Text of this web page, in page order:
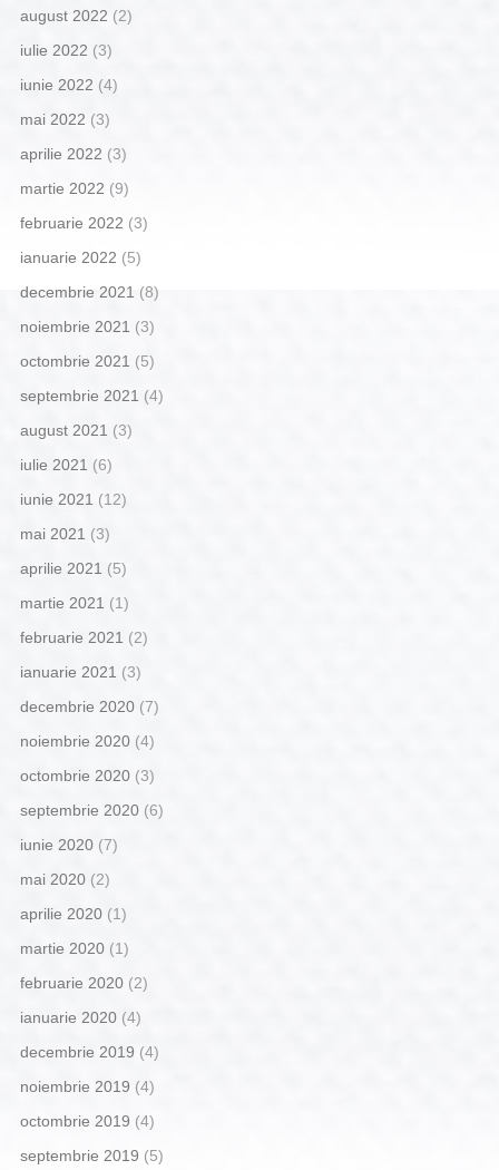
august 2022 (2)
iulie 2022 (3)
iunie 2022 (4)
mai 2022 (3)
aprilie 2022 (3)
martie 2022 (9)
februarie 2022 (3)
ianuarie 2022 (5)
decembrie 2021 (8)
noiembrie 2021 (3)
octombrie 2021 (5)
septembrie 2021 (4)
august 2021 (3)
iulie 2021 (6)
iunie 2021 (12)
mai 2021 (3)
aprilie 2021 (5)
martie 2021 (1)
februarie 2021 (2)
ianuarie 2021 (3)
decembrie 2020(7)
noiembrie 2020(4)
octombrie 2020(3)
septembrie 2020(6)
iunie 2020(7)
mai 2020(2)
aprilie 2020(1)
martie 2020(1)
februarie 2020(2)
ianuarie 2020(4)
decembrie 2019 (4)
noiembrie 2019 (4)
octombrie 2019 (4)
septembrie 2019 (5)